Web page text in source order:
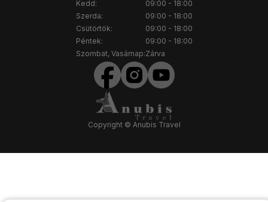
Kedd:
Szerda:
Csütörtök:
Péntek:
Szombat, Vasárnap:
09:00 - 18:00
09:00 - 18:00
09:00 - 18:00
09:00 - 18:00
Zárva
Copyright © Anubis Travel